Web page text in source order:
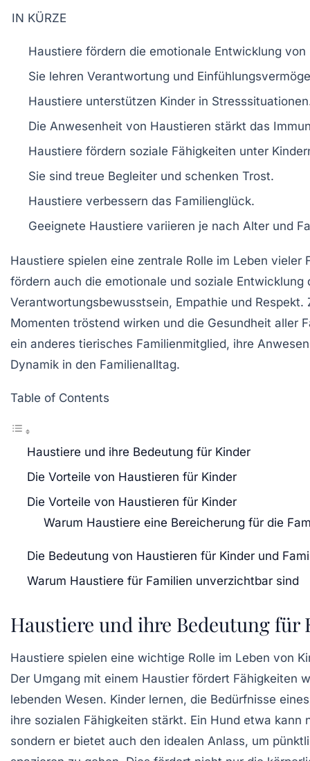
IN KÜRZE
Haustiere fördern die emotionale Entwicklung von
Sie lehren Verantwortung und
Haustiere unterstützen Kinder in Stresssituationen
Die Anwesenheit von Haustieren stärkt das
Haustiere fördern soziale Fähigkeiten unter
Sie sind treue Begleiter und schenken Trost.
Haustiere verbessern das Familienglück.
Geeignete Haustiere variieren je nach Alter und
Haustiere spielen eine zentrale Rolle im Leben vieler
fördern auch die emotionale und soziale Entwicklung
Verantwortungsbewusstsein, Empathie und
Momenten tröstend wirken und die Gesundheit aller
ein anderes tierisches Familienmitglied, ihre
Dynamik in den Familienalltag.
Table of Contents
Haustiere und ihre Bedeutung für Kinder
Die Vorteile von Haustieren für Kinder
Die Vorteile von Haustieren für Kinder
Warum Haustiere eine Bereicherung für die
Die Bedeutung von Haustieren für Kinder und
Warum Haustiere für Familien unverzichtbar sind
Haustiere und ihre Bedeutung für
Haustiere spielen eine wichtige Rolle im Leben von
Der Umgang mit einem Haustier fördert Fähigkeiten
lebenden Wesen. Kinder lernen, die Bedürfnisse
ihre sozialen Fähigkeiten stärkt. Ein Hund etwa kann
sondern er bietet auch den idealen Anlass, um